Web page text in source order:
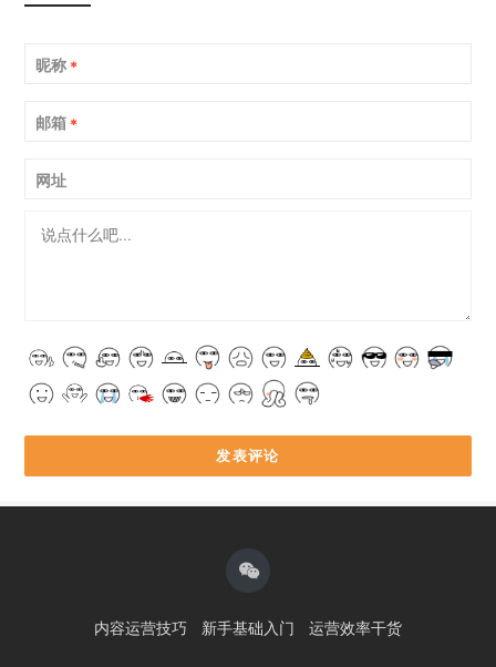
昵称 *
邮箱 *
网址
内容运营技巧 新手基础入门 运营效率干货